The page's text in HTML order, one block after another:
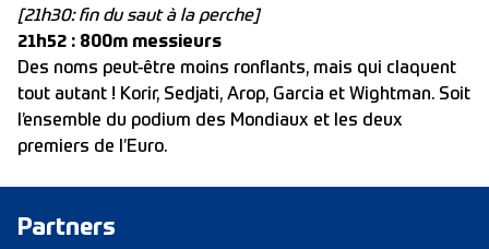
[21h30: fin du saut à la perche]
21h52 : 800m messieurs
Des noms peut-être moins ronflants, mais qui claquent
tout autant ! Korir, Sedjati, Arop, Garcia et Wightman. Soit
l’ensemble du podium des Mondiaux et les deux
premiers de l’Euro.
Partners